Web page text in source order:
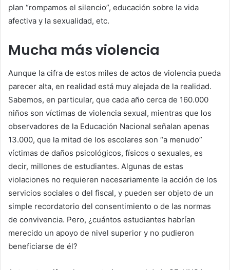
plan “rompamos el silencio”, educación sobre la vida
afectiva y la sexualidad, etc.
Mucha más violencia
Aunque la cifra de estos miles de actos de violencia pueda
parecer alta, en realidad está muy alejada de la realidad.
Sabemos, en particular, que cada año cerca de 160.000
niños son víctimas de violencia sexual, mientras que los
observadores de la Educación Nacional señalan apenas
13.000, que la mitad de los escolares son “a menudo”
víctimas de daños psicológicos, físicos o sexuales, es
decir, millones de estudiantes. Algunas de estas
violaciones no requieren necesariamente la acción de los
servicios sociales o del fiscal, y pueden ser objeto de un
simple recordatorio del consentimiento o de las normas
de convivencia. Pero, ¿cuántos estudiantes habrían
merecido un apoyo de nivel superior y no pudieron
beneficiarse de él?